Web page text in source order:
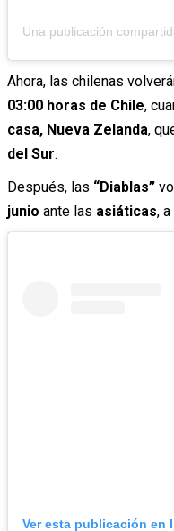
Una publicación
Ahora, las chilenas
03:00 horas de Chile,
casa, Nueva Zelanda,
del Sur.
Después, las “Diablas”
junio ante las asiáticas,
Ver esta publicación en